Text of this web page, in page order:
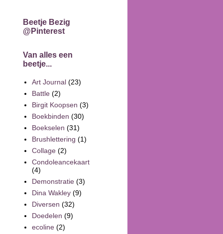
Beetje Bezig
@Pinterest
Van alles een
beetje...
Art Journal (23)
Battle (2)
Birgit Koopsen (3)
Boekbinden (30)
Boekselen (31)
Brushlettering (1)
Collage (2)
Condoleancekaart
(4)
Demonstratie (3)
Dina Wakley (9)
Diversen (32)
Doedelen (9)
ecoline (2)